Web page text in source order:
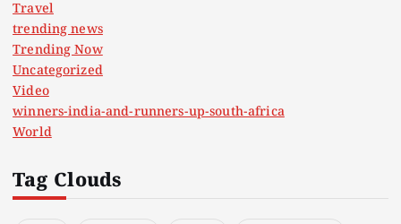
Travel
trending news
Trending Now
Uncategorized
Video
winners-india-and-runners-up-south-africa
World
Tag Clouds